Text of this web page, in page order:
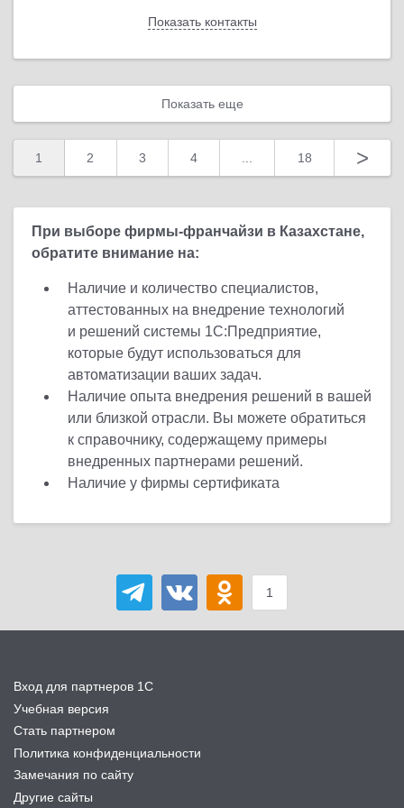
Показать контакты
Назад
Показать еще
1 2 3 4 18 >
При выборе фирмы-франчайзи в Казахстане,
обратите внимание на:
Наличие и количество специалистов,
аттестованных на внедрение технологий
и решений системы 1С:Предприятие,
которые будут использоваться для
автоматизации ваших задач.
Наличие опыта внедрения решений в вашей
или близкой отрасли. Вы можете обратиться
к справочнику, содержащему примеры
внедренных партнерами решений.
Наличие у фирмы сертификата
1
Вход для партнеров 1С
Учебная версия
Стать партнером
Политика конфиденциальности
Замечания по сайту
Другие сайты